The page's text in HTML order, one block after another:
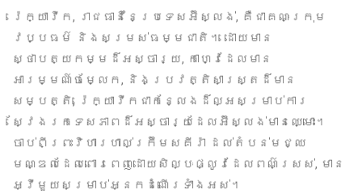
រ៉េក្យាវីក, រាជធានីនៃប្រទេសអ៊ីស្លង់, គឺជាគណៈក្រុម
វប្បធម៌ និងសម្រស់ធម្មជាតិ។ ដោយមាន
ស្ថាបត្យកម្មដ៏អស្ចារ្យ, កាហ្វេដែលមាន
អារម្មណ៍ចម្លែក, និងប្រវត្តិសាស្ត្រដ៏មាន
សម្បត្តិ, រ៉េក្យាវីកជាកន្លែងដ៏ល្អសម្រាប់ការ
ស្វែងរកទេសភាពដ៏អស្ចារ្យដែលអ៊ីស្លង់មានឈ្មោះ។
ចាប់ពីព្រះវិហារហាល់ក្រ៊ីមសគីរ៉ា ដល់តំបន់មជ្ឈ
មណ្ឌលដែលពោរពេញដោយសិល្បៈផ្លូវដែលពណ៌ស្រស់, មាន
អ្វីមួយសម្រាប់អ្នកដំណើរទាំងអស់។